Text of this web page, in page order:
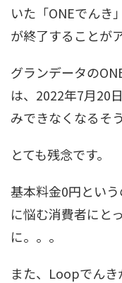
いた「ONEでんき
が終了することが
グランデータの
は、2022年7月20
みできなくなるそう
とても残念です。
基本料金0円とい
に悩む消費者にと
に。。。
また、Loopでんき